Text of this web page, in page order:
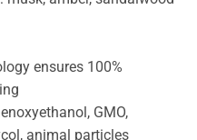
ensures 100%
GMO,
animal particles